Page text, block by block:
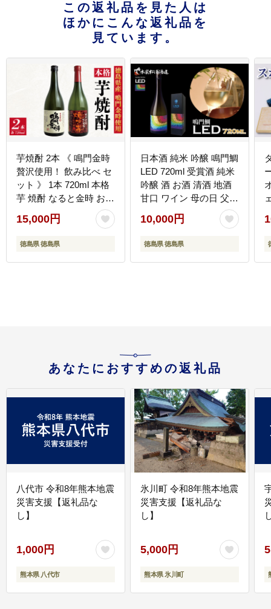
この返礼品を見た人は
ほかにこんな返礼品を
見ています。
芋焼酎 2本 《 鳴門金時
贅沢使用！ 飲み比べ セ
ット 》 1本 720ml 本格
芋 焼酎 なると金時 お酒
酒 蒸留酒 焼酎飲み比べ
いも焼酎 焼き芋 おつま
み 父の日 徳島 石井町
15,000円
徳島県 徳島県
日本酒 純米 吟醸 鳴門鯛
LED 720ml 受賞酒 純米
吟醸 酒 お酒 清酒 地酒
甘口 ワイン 母の日 父の
日 プレゼント ギフト 贈
り物 贈答 お中元 お歳暮
国産 松浦酒造場 鳴門 徳
10,000円
徳島県 徳島県
あなたにおすすめの返礼品
八代市 令和8年熊本地震
災害支援【返礼品な
し】
1,000円
熊本県 八代市
氷川町 令和8年熊本地震
災害支援【返礼品な
し】
5,000円
熊本県 氷川町